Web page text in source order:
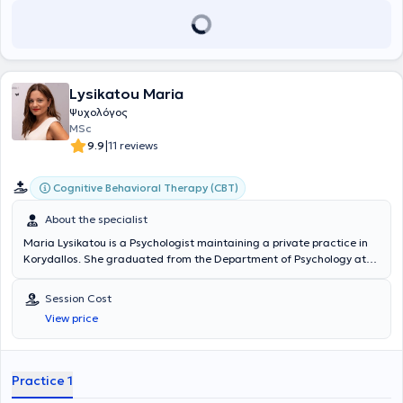
Lysikatou Maria
Ψυχολόγος
MSc
9.9|11 reviews
Cognitive Behavioral Therapy (CBT)
About the specialist
Maria Lysikatou is a Psychologist maintaining a private practice in
Korydallos. She graduated from the Department of Psychology at
master's degree in Educational Psychology from Neapolis University
Pafos. She has been trained in Cognitive Behavioral Therapy,
Anxiety, Depression, and Personality Disorders Management at the
Beck Institute, and in Family Therapy at the University of the
undergoing training in Cognitive Psychotherapy at the Research
Session Cost
View price
Practice 1